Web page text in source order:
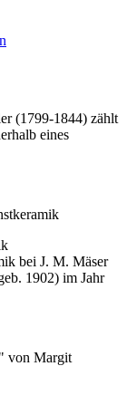
(1799-1844) zählt
eines
bei J. M. Mäser
1902) im Jahr